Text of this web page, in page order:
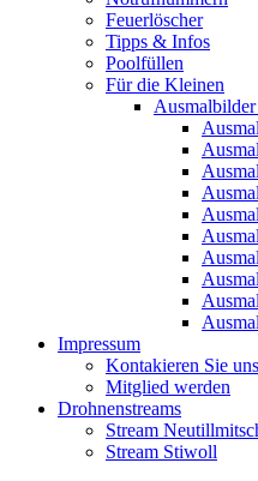
Feuerlöscher
Tipps & Infos
Poolfüllen
Für die Kleinen
Impressum
Kontakieren Sie uns
Mitglied werden
Drohnenstreams
Stream
Stream Stiwoll